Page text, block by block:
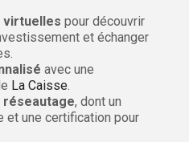
virtuelles pour découvrir
et échanger
avec une
La Caisse
réseautage, dont un
et une certification pour